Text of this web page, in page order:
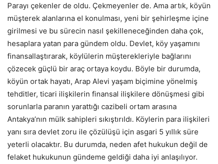
Parayı çekenler de oldu. Çekmeyenler de. Ama artık, köyün
müşterek alanlarına el konulması, yeni bir şehirleşme içine
girilmesi ve bu sürecin nasıl şekilleneceğinden daha çok,
hesaplara yatan para gündem oldu. Devlet, köy yaşamını
finansallaştırarak, köylülerin müşterekleriyle bağlarını
çözecek güçlü bir araç ortaya koydu. Böyle bir durumda,
köyün ortak hayatı, Arap Alevi yaşam biçimine yönelmiş
tehditler, ticari ilişkilerin finansal ilişkilere dönüşmesi gibi
sorunlarla paranın yarattığı cazibeli ortam arasına
Antakya’nın mülk sahipleri sıkıştırıldı. Köylerin para ilişkileri
yanı sıra devlet zoru ile çözülüşü için asgari 5 yıllık süre
yeterli olacaktır. Bu durumda, neden afet hukukun değil de
felaket hukukunun gündeme geldiği daha iyi anlaşılıyor.